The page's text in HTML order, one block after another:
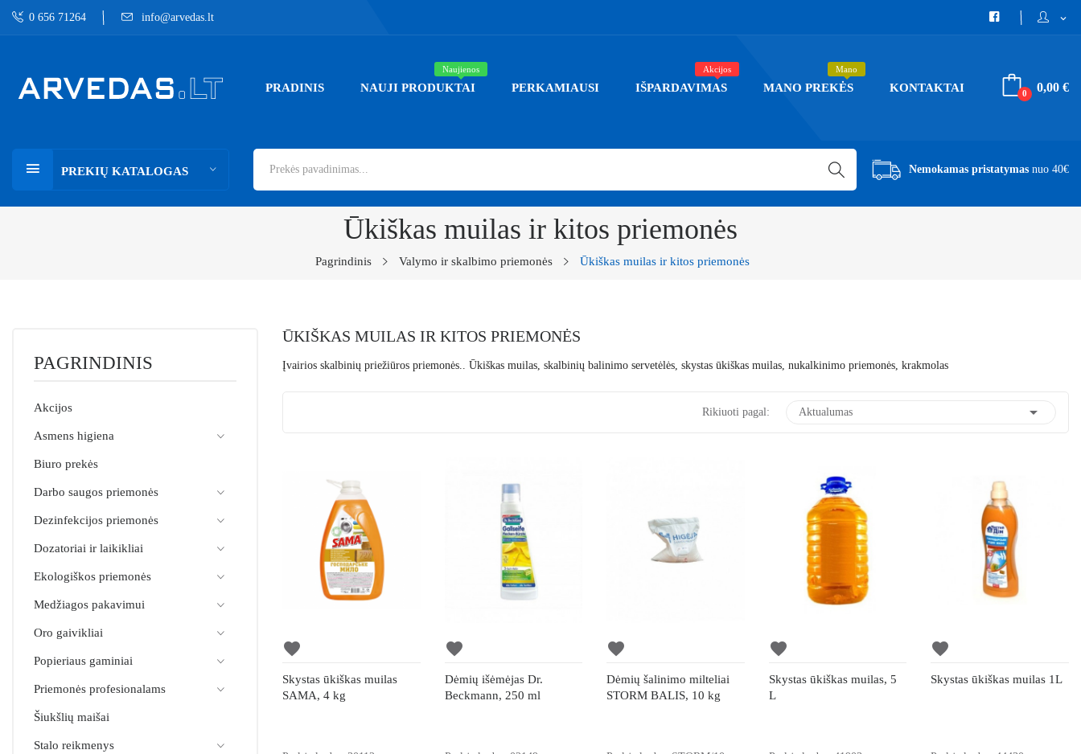
expand_more
0 656 71264 info@arvedas.lt
PRADINIS NAUJI PRODUKTAI
Naujienos
PERKAMIAUSI IŠPARDAVIMAS
Akcijos
MANO PREKĖS
Mano
KONTAKTAI 0,00 €
0
PREKIŲ KATALOGAS Nemokamas pristatymas nuo 40€
Ūkiškas muilas ir kitos priemonės
Pagrindinis Valymo ir skalbimo priemonės Ūkiškas muilas ir kitos priemonės
PAGRINDINIS
Akcijos
Asmens higiena
Biuro prekės
Darbo saugos priemonės
Dezinfekcijos priemonės
Dozatoriai ir laikikliai
Ekologiškos priemonės
Medžiagos pakavimui
Oro gaivikliai
Popieriaus gaminiai
Priemonės profesionalams
Šiukšlių maišai
Stalo reikmenys
ŪKIŠKAS MUILAS IR KITOS PRIEMONĖS
Įvairios skalbinių priežiūros priemonės.. Ūkiškas muilas, skalbinių balinimo servetėlės, skystas ūkiškas muilas, nukalkinimo priemonės, krakmolas
Rikiuoti pagal: Aktualumas 
favorite
Skystas ūkiškas muilas
SAMA, 4 kg
favorite
Dėmių išėmėjas Dr.
Beckmann, 250 ml
favorite
Dėmių šalinimo milteliai
STORM BALIS, 10 kg
favorite
Skystas ūkiškas muilas, 5
L
favorite
Skystas ūkiškas muilas 1L